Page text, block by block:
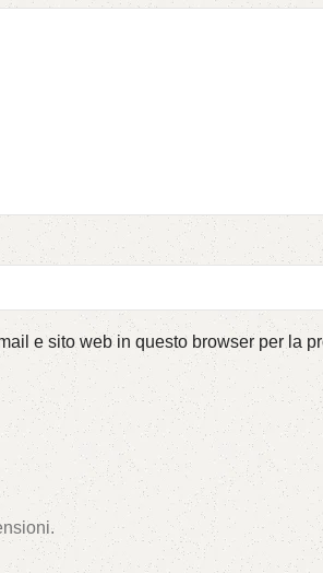
e sito web in questo browser per la